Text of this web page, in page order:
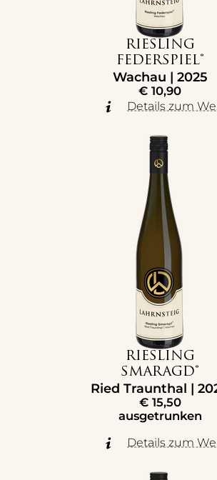
RIESLING
FEDERSPIEL®
Wachau | 2025
€ 10,90
Details zum
RIESLING
SMARAGD®
Ried Traunthal |
€15,50
ausgetrunken
Details zum